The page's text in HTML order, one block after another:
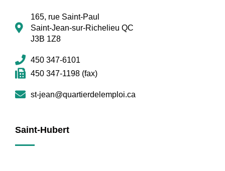
165, rue Saint-Paul
Saint-Jean-sur-Richelieu QC
J3B 1Z8
450 347-6101
450 347-1198 (fax)
st-jean@quartierdelemploi.ca
Saint-Hubert